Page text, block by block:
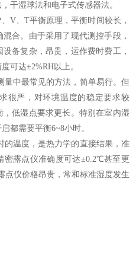
干湿球法和电子式传感器法。
V、T平衡原理，平衡时间较长，
合。由于采用了现代测控手段，
备复杂，昂贵，运作费时费工，
可达±2%RH以上。
中最常见的方法，简单易行。但
很严，对环境温度的稳定要求较
低湿点要求更长。特别在室内湿
都需要平衡6~8小时。
温度，是热力学的直接结果，准
密露点仪准确度可达±0.2℃甚至更
点仪价格昂贵，常和标准湿度发生